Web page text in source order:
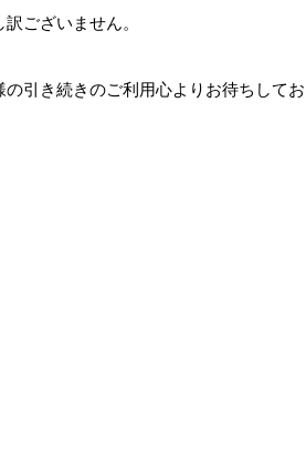
訳ございません。
の引き続きのご利用心よりお待ちしてお